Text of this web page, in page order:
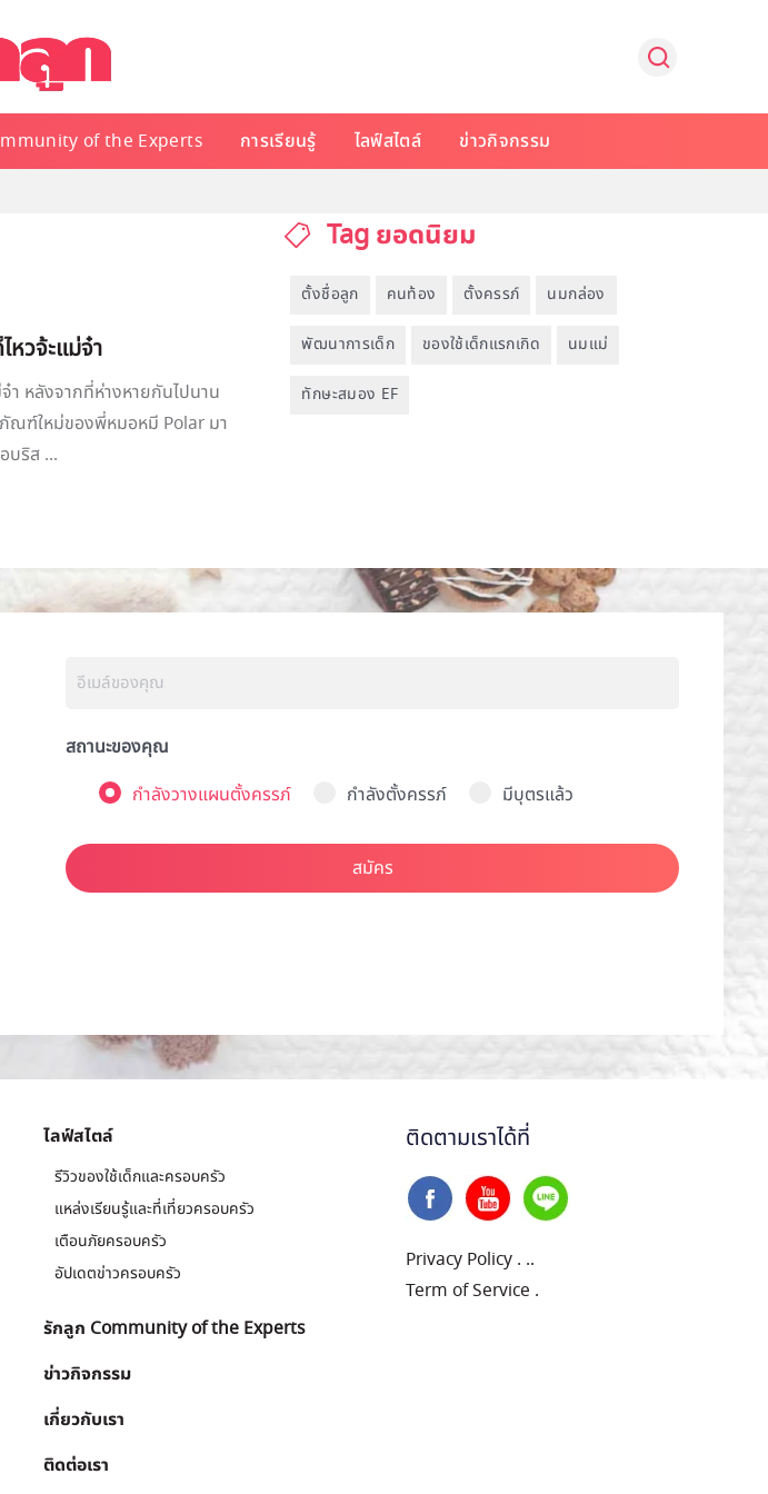
of the Experts การเรียนรู้ ไลฟ์สไตล์ ข่าวกิจกรรม
หวจ้ะแม่จ๋า
จ๋า หลังจากที่ห่างหายกันไปนาน
ณฑ์ใหม่ของพี่หมอหมี Polar มา
บริส ...
Tag ยอดนิยม
ตั้งชื่อลูก คนท้อง ตั้งครรภ์ นมกล่อง
พัฒนาการเด็ก ของใช้เด็กแรกเกิด นมแม่
ทักษะสมอง EF
สถานะของคุณ
กำลังวางแผนตั้งครรภ์
กำลังตั้งครรภ์ มีบุตรแล้ว
สมัคร
ไลฟ์สไตล์
รีวิวของใช้เด็กและครอบครัว
แหล่งเรียนรู้และที่เที่ยวครอบครัว
เตือนภัยครอบครัว
อัปเดตข่าวครอบครัว
รักลูก Community of the Experts
ข่าวกิจกรรม
เกี่ยวกับเรา
ติดต่อเรา
ติดตามเราได้ที่
Privacy Policy . ..
Term of Service .